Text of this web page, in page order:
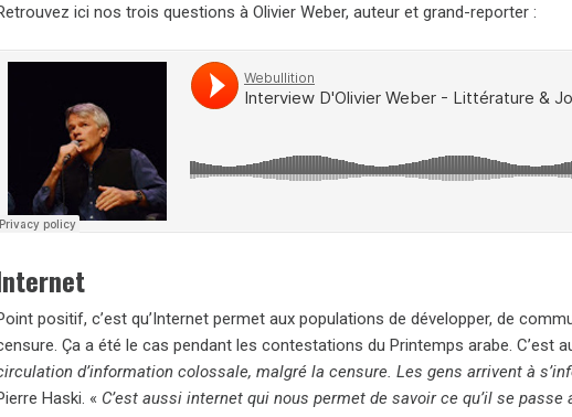
ici nos trois questions à Olivier Weber, auteur et grand-reporter :
positif, c’est qu’Internet permet aux populations de développer, de
Ça a été le cas pendant les contestations du Printemps arabe. C’est
d’information colossale, malgré la censure. Les gens arrivent à
Haski. « C’est aussi internet qui nous permet de savoir ce qu’il se passe